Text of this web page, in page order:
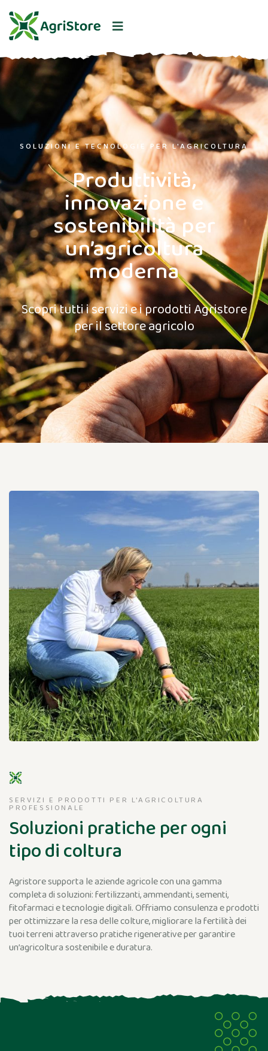
SOLUZIONI E TECNOLOGIE PER L'AGRICOLTURA
Produttività,
innovazione e
sostenibilità per
un’agricoltura
moderna
Scopri tutti i servizi e i prodotti Agristore
per il settore agricolo
SERVIZI E PRODOTTI PER L'AGRICOLTURA
PROFESSIONALE
Soluzioni pratiche per ogni
tipo di coltura
Agristore supporta le aziende agricole con una gamma
completa di soluzioni: fertilizzanti, ammendanti, sementi,
fitofarmaci e tecnologie digitali.Offriamo consulenza e prodotti
per ottimizzare la resa delle colture, migliorare la fertilità dei
tuoi terreni attraverso pratiche rigenerative per garantire
un’agricoltura sostenibile e duratura.